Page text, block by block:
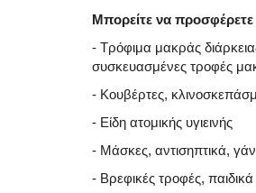
Μπορείτε να
- Τρόφιμα μακράς
συσκευασμένες τροφές
- Κουβέρτες,
- Είδη ατομικής υγιεινής
- Μάσκες, αντισηπτικά,
- Βρεφικές τροφές,